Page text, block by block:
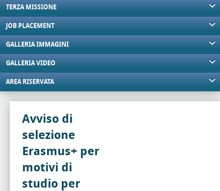
TERZA MISSIONE
JOB PLACEMENT
GALLERIA IMMAGINI
GALLERIA VIDEO
AREA RISERVATA
Avviso di
selezione
Erasmus+ per
motivi di
studio per